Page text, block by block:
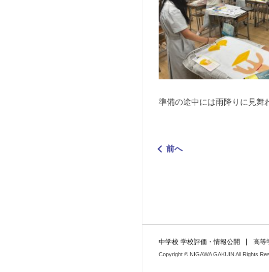
準備の途中には雨降りに見舞
前へ
中学校 学校評価・情報公開 高等
Copyright © NIGAWA GAKUIN All Rights